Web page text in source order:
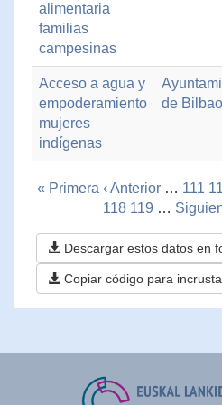
alimentaria
familias
campesinas
Acceso a agua y
empoderamiento
mujeres
indígenas
de Bilbao
« Primera ‹ Anterior … 111
118 119 …
Descargar estos datos en
Copiar código para